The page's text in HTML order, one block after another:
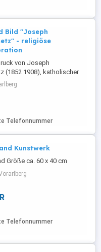
Bild "Joseph
- religiöse
von Joseph
(1852 1908), katholischer
Heiliger. Das Bild befindet
Holzrahmen und eignet sich
oder für
Kunst und
Gebraucht, guter Zustand
...
Telefonnummer
Kunstwerk
Größe ca. 60 x 40 cm
Telefonnummer